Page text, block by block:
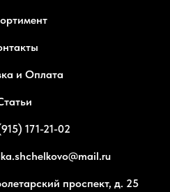
и Оплата
171-21-02
проспект, д. 25